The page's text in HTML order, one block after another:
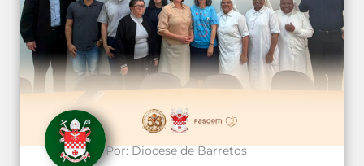
Por:Diocese de Barretos